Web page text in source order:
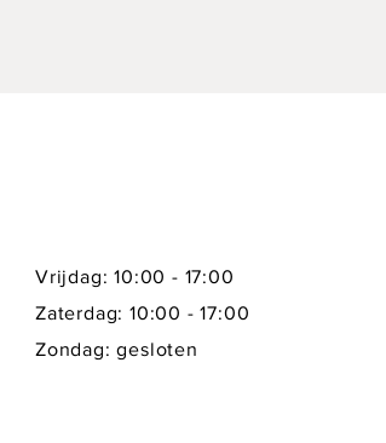
Vrijdag: 10:00 - 17:00
Zaterdag: 10:00 - 17:00
Zondag: gesloten